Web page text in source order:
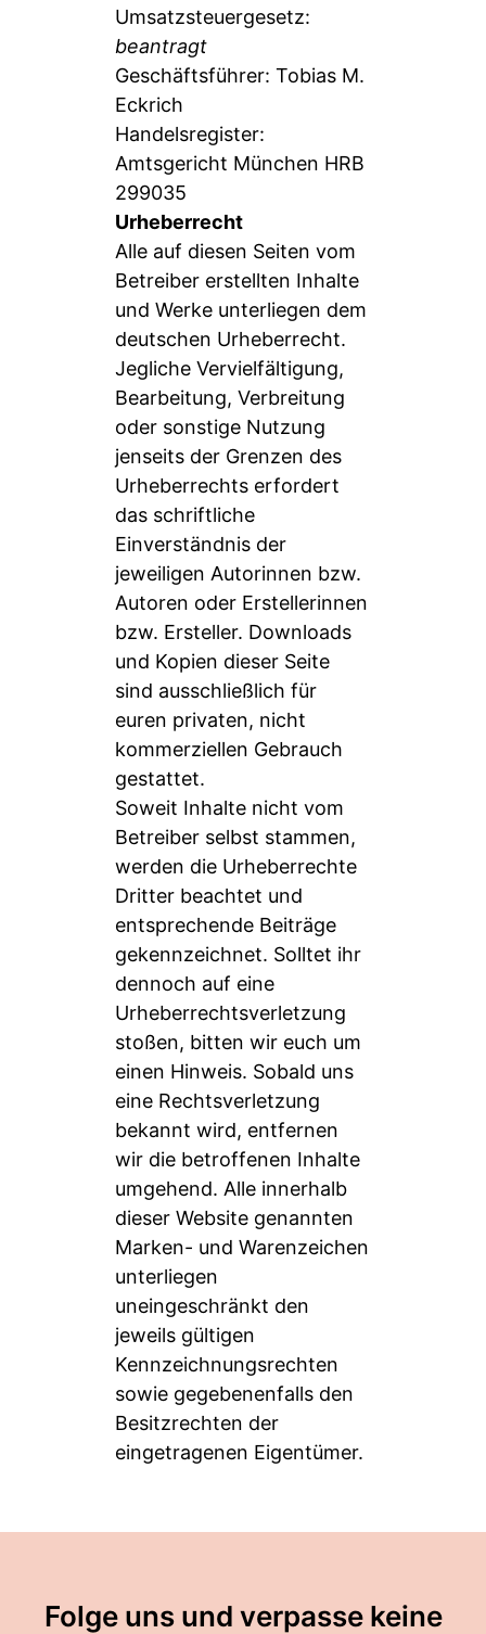
Umsatzsteuergesetz:
beantragt
Geschäftsführer: Tobias M.
Eckrich
Handelsregister:
Amtsgericht München HRB
299035
Urheberrecht
Alle auf diesen Seiten vom
Betreiber erstellten Inhalte
und Werke unterliegen dem
deutschen Urheberrecht.
Jegliche Vervielfältigung,
Bearbeitung, Verbreitung
oder sonstige Nutzung
jenseits der Grenzen des
Urheberrechts erfordert
das schriftliche
Einverständnis der
jeweiligen Autorinnen bzw.
Autoren oder Erstellerinnen
bzw. Ersteller. Downloads
und Kopien dieser Seite
sind ausschließlich für
euren privaten, nicht
kommerziellen Gebrauch
gestattet.
Soweit Inhalte nicht vom
Betreiber selbst stammen,
werden die Urheberrechte
Dritter beachtet und
entsprechende Beiträge
gekennzeichnet. Solltet ihr
dennoch auf eine
Urheberrechtsverletzung
stoßen, bitten wir euch um
einen Hinweis. Sobald uns
eine Rechtsverletzung
bekannt wird, entfernen
wir die betroffenen Inhalte
umgehend. Alle innerhalb
dieser Website genannten
Marken- und Warenzeichen
unterliegen
uneingeschränkt den
jeweils gültigen
Kennzeichnungsrechten
sowie gegebenenfalls den
Besitzrechten der
eingetragenen Eigentümer.
Folge uns und verpasse keine